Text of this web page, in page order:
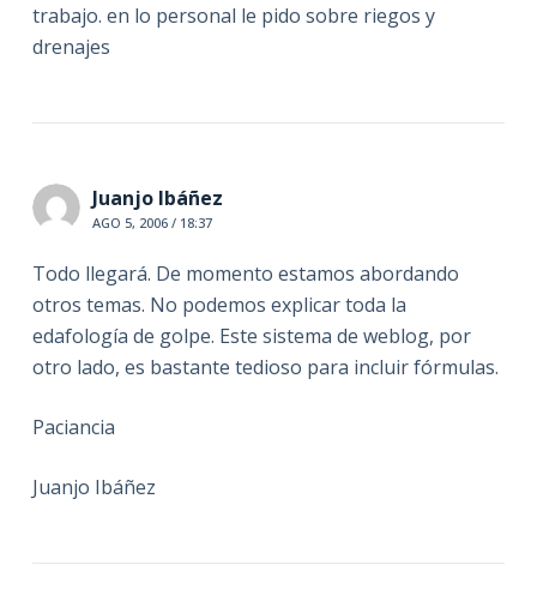
trabajo. en lo personal le pido sobre riegos y
drenajes
Juanjo Ibáñez
AGO 5, 2006 / 18:37
Todo llegará. De momento estamos abordando
otros temas. No podemos explicar toda la
edafología de golpe. Este sistema de weblog, por
otro lado, es bastante tedioso para incluir fórmulas.
Paciancia
Juanjo Ibáñez